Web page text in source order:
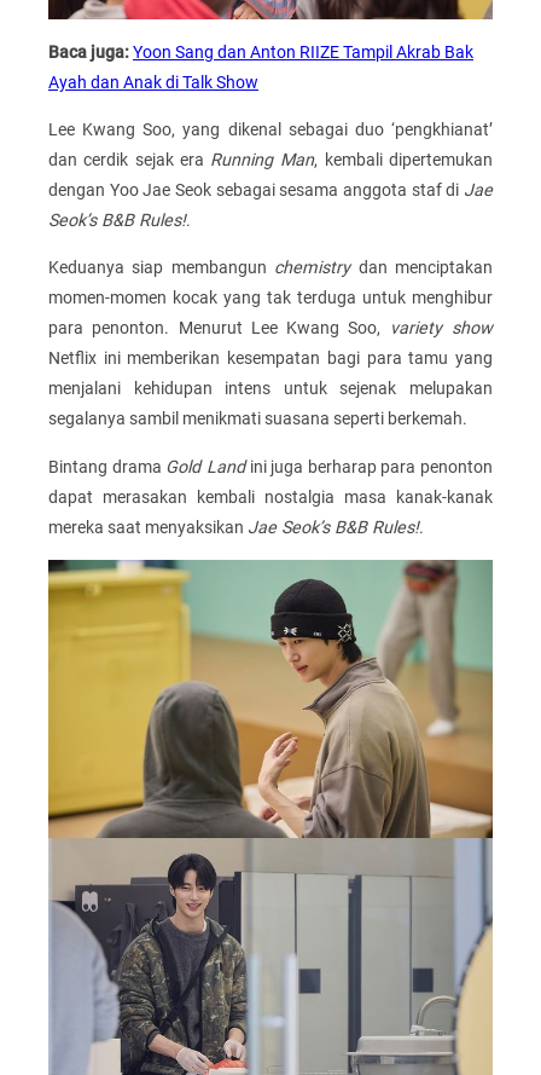
Baca juga:Yoon Sang dan Anton RIIZE Tampil Akrab Bak
Ayah dan Anak di Talk Show
Lee Kwang Soo, yang dikenal sebagai duo ‘pengkhianat’
dan cerdik sejak era Running Man, kembali dipertemukan
dengan Yoo Jae Seok sebagai sesama anggota staf di Jae
Seok’s B&B Rules!.
Keduanya siap membangun chemistrydan menciptakan
momen-momen kocak yang tak terduga untuk menghibur
para penonton. Menurut Lee Kwang Soo,
variety show
Netflix ini memberikan kesempatan bagi para tamu yang
menjalani kehidupan intens untuk sejenak melupakan
segalanya sambil menikmati suasana seperti berkemah.
Bintang drama Gold Landini juga berharap para penonton
dapat merasakan kembali nostalgia masa kanak-kanak
mereka saat menyaksikan Jae Seok’s B&B Rules!.